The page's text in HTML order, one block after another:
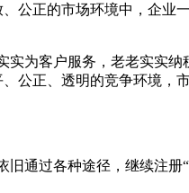
公正的市场环境中，企业
为客户服务，老老实实
公正、透明的竞争环境，
通过各种途径，继续注册